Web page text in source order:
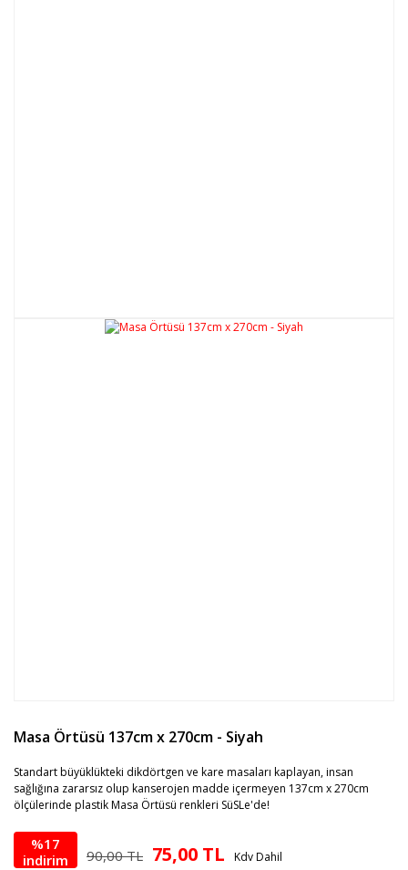
Masa Örtüsü 137cm x 270cm - Siyah
Standart büyüklükteki dikdörtgen ve kare masaları kaplayan, insan
sağlığına zararsız olup kanserojen madde içermeyen 137cm x 270cm
ölçülerinde plastik Masa Örtüsü renkleri SüSLe'de!
%17
indirim
90,00 TL 75,00 TL Kdv Dahil